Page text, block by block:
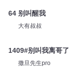
64 别叫醒我
大有叔叔
1409#别叫我离哥了
撒旦先生pro